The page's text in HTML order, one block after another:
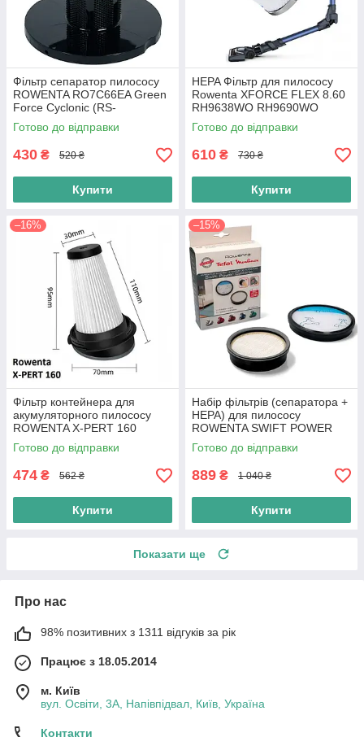
Фільтр сепаратор пилососу
ROWENTA RO7C66EA Green
Force Cyclonic (RS-
2230003393) Чорний
Готово до відправки
430 ₴ 520 ₴
Купити
HEPA Фільтр для пилососу
Rowenta XFORCE FLEX 8.60
RH9638WO RH9690WO
(ZR009006) Оригінал
Готово до відправки
610 ₴ 730 ₴
Купити
–16%
Фільтр контейнера для
акумуляторного пилососу
ROWENTA X-PERT 160
(ZR005202)
Готово до відправки
474 ₴ 562 ₴
Купити
–15%
Набір фільтрів (сепаратора +
HEPA) для пилососу
ROWENTA SWIFT POWER
CYCLONIC RO2913EA
RO2957EA (ZR904301) Ориг
Готово до відправки
889 ₴ 1 040 ₴
Купити
Показати ще
Про нас
98% позитивних з 1311 відгуків за рік
Працює з 18.05.2014
м. Київ
вул. Освіти, 3А, Напівпідвал, Київ, Україна
Контакти